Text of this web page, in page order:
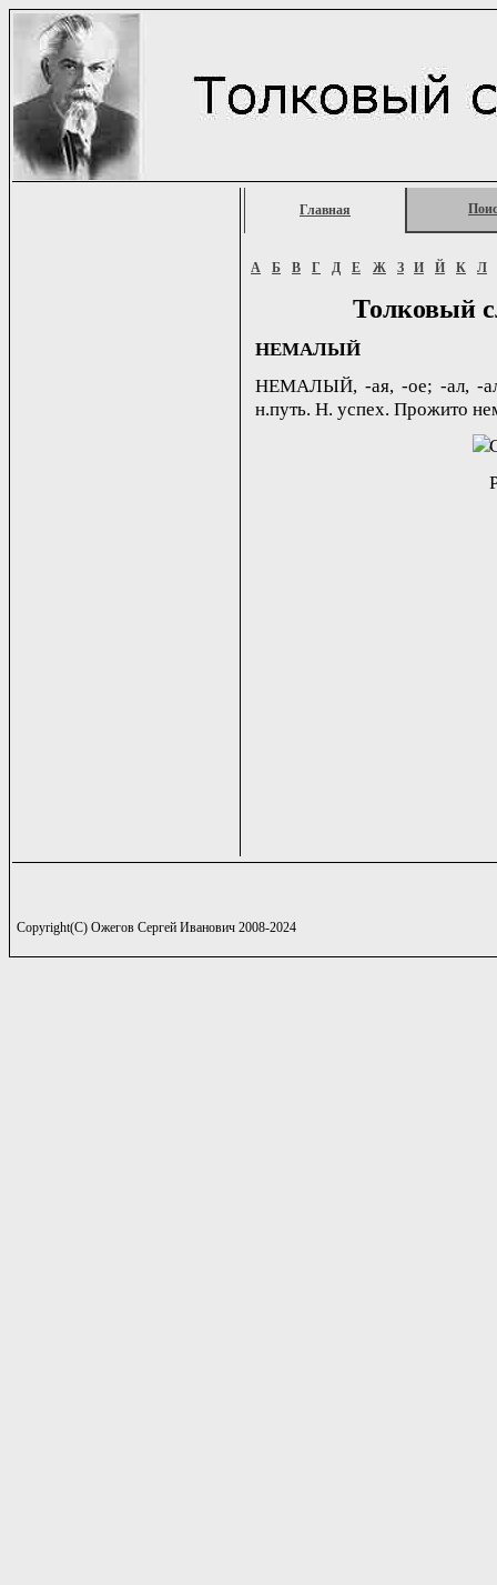
Главная
А Б В Г Д Е Ж З И Й К Л
Толковый
НЕМАЛЫЙ
НЕМАЛЫЙ, -ая, -ое; -ал, -
н.путь. Н. успех. Прожито
Copyright(C) Ожегов Сергей Иванович 2008-2024